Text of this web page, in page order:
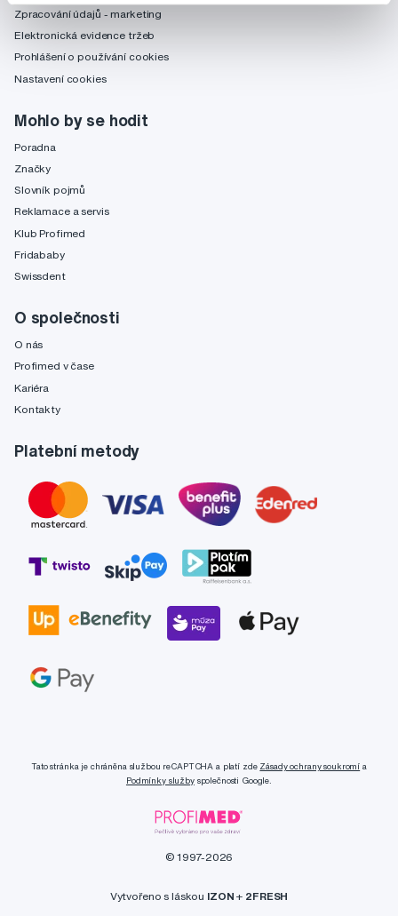
Zpracování údajů - marketing
Elektronická evidence tržeb
Prohlášení o používání cookies
Nastavení cookies
Mohlo by se hodit
Poradna
Značky
Slovník pojmů
Reklamace a servis
Klub Profimed
Fridababy
Swissdent
O společnosti
O nás
Profimed v čase
Kariéra
Kontakty
Platební metody
Tato stránka je chráněna službou reCAPTCHA a platí zde Zásady ochrany soukromí a
Podmínky službyspolečnosti Google.
© 1997-2026
Vytvořeno s láskou IZON + 2FRESH